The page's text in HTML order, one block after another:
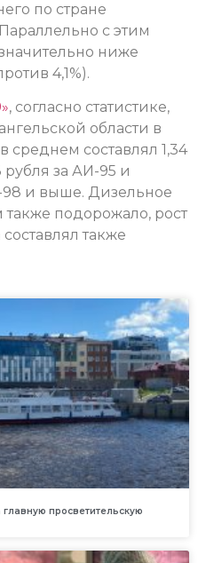
по стране
с этим
ниже
4,1%).
, согласно статистике,
области в
среднем составлял 1,34
рубля за АИ-95 и
98 и выше. Дизельное
подорожало, рост
составлял также
просветительскую